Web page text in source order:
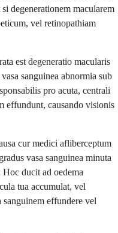
degenerationem macularem
vel retinopathiam
est degeneratio macularis
sanguinea abnormia sub
pro acuta, centrali
effundunt, causando visionis
cur medici afliberceptum
vasa sanguinea minuta
Hoc ducit ad oedema
tua accumulat, vel
sanguinem effundere vel